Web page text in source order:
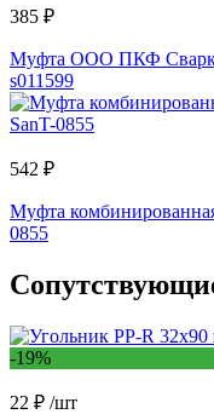
385 ₽
Муфта ООО ПКФ
s011599
542 ₽
Муфта
0855
-19%
22 ₽ /шт